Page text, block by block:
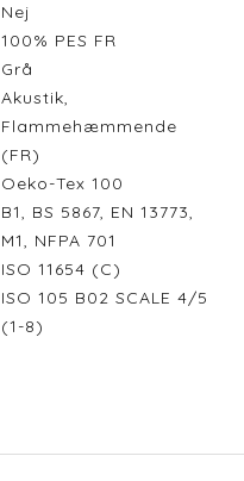
Nej
100% PES FR
Grå
Akustik,
Flammehæmmende
(FR)
Oeko-Tex 100
B1, BS 5867, EN 13773,
M1, NFPA 701
ISO 11654 (C)
ISO 105 B02 SCALE 4/5
(1-8)